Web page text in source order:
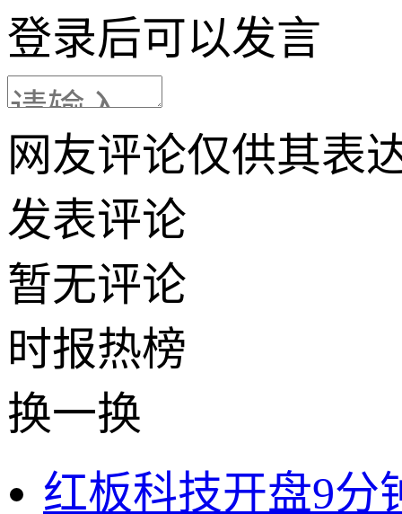
登录后可以发言
网友评论仅供其表
发表评论
暂无评论
时报热榜
换一换
红板科技开盘9分